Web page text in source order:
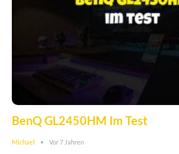
BenQ GL2450HM Im Test
Michael Vor 7 Jahren